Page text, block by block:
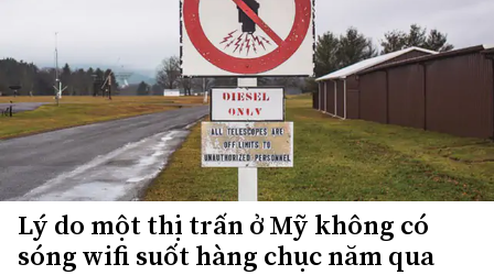
Lý do một thị trấn ở Mỹ không có
sóng wifi suốt hàng chục năm qua